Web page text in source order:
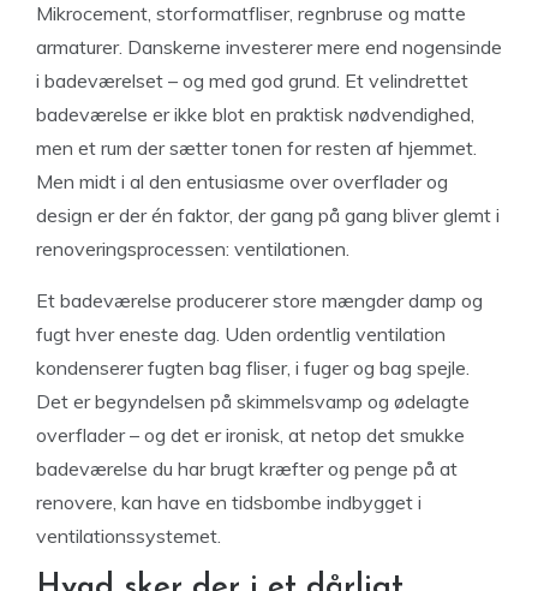
Mikrocement, storformatfliser, regnbruse og matte
armaturer. Danskerne investerer mere end nogensinde
i badeværelset – og med god grund. Et velindrettet
badeværelse er ikke blot en praktisk nødvendighed,
men et rum der sætter tonen for resten af hjemmet.
Men midt i al den entusiasme over overflader og
design er der én faktor, der gang på gang bliver glemt i
renoveringsprocessen: ventilationen.
Et badeværelse producerer store mængder damp og
fugt hver eneste dag. Uden ordentlig ventilation
kondenserer fugten bag fliser, i fuger og bag spejle.
Det er begyndelsen på skimmelsvamp og ødelagte
overflader – og det er ironisk, at netop det smukke
badeværelse du har brugt kræfter og penge på at
renovere, kan have en tidsbombe indbygget i
ventilationssystemet.